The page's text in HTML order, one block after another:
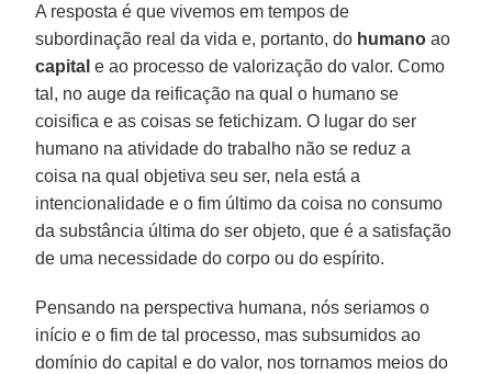
A resposta é que vivemos em tempos de
subordinação real da vida e, portanto, do humano ao
capital e ao processo de valorização do valor. Como
tal, no auge da reificação na qual o humano se
coisifica e as coisas se fetichizam. O lugar do ser
humano na atividade do trabalho não se reduz a
coisa na qual objetiva seu ser, nela está a
intencionalidade e o fim último da coisa no consumo
da substância última do ser objeto, que é a satisfação
de uma necessidade do corpo ou do espírito.
Pensando na perspectiva humana, nós seriamos o
início e o fim de tal processo, mas subsumidos ao
domínio do capital e do valor, nos tornamos meios do